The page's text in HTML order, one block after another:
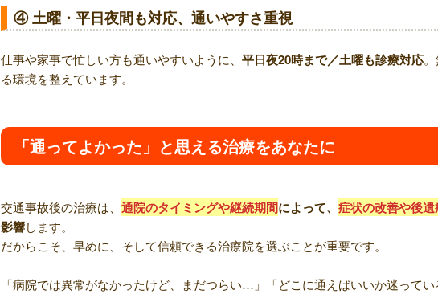
④ 土曜・平日夜間も対応、通いやすさ重視
仕事や家事で忙しい方も通いやすいように、 平日夜20時まで／土曜も診療対応
る環境を整えています。
「通ってよかった」と思える治療をあなたに
交通事故後の治療は、 通院のタイミングや継続期間によって、 症状の改善や後
影響します。
だからこそ、早めに、そして信頼できる治療院を選ぶことが重要です。
「病院では異常がなかったけど、まだつらい…」「どこに通えばいいか迷ってい